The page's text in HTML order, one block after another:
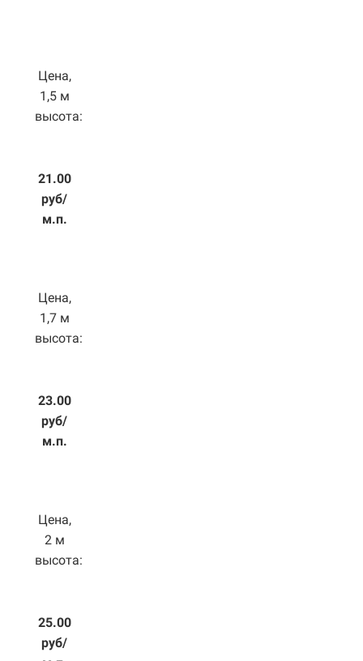
Цена,
1,5 м
высота:
21.00
руб/
м.п.
Цена,
1,7 м
высота:
23.00
руб/
м.п.
Цена,
2 м
высота:
25.00
руб/